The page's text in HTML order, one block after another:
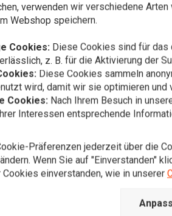
Wunschzettel
Verdeckte
hoher
verwenden wir verschiedene
Webshop speichern.
Cookies: Diese Cookies sind für das
z. B. für die Aktivierung der
Diese Cookies sammeln
wird, damit wir sie optimieren und
Cookies: Nach Ihrem Besuch in
Interessen entsprechende
Präferenzen jederzeit über die
Wenn Sie auf "Einverstanden"
Cookies einverstanden, wie in unserer